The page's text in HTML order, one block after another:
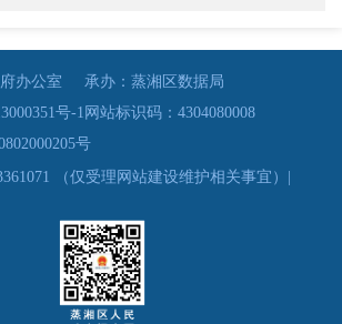
办公室
承办：蒸湘区数据局
号-1 网站标识码：4304080008
号
（仅受理网站建设维护相关事宜）